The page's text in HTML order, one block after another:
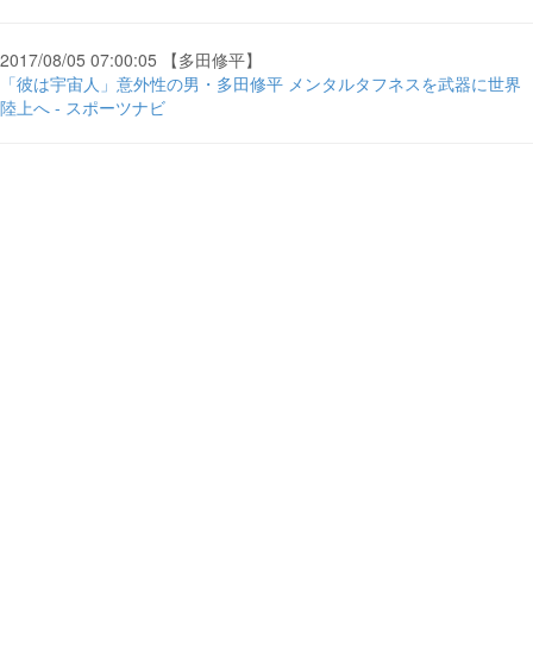
2017/08/05 07:00:05 【多田修平】
「彼は宇宙人」意外性の男・多田修平 メンタルタフネスを武器に世界
陸上へ - スポーツナビ